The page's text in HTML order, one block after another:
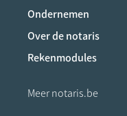
Ondernemen
Over de notaris
Rekenmodules
Meer notaris.be